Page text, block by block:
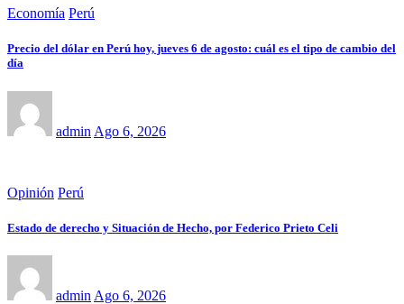
Economía Perú
Precio del dólar en Perú hoy, jueves 6 de agosto: cuál es el tipo de cambio del
día
admin Ago 6, 2026
Opinión Perú
Estado de derecho y Situación de Hecho, por Federico Prieto Celi
admin Ago 6, 2026